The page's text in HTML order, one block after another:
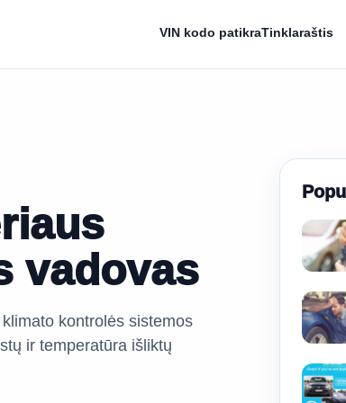
VIN kodo patikraTinklaraštis
vadovas
kontrolės sistemos
ir temperatūra išliktų